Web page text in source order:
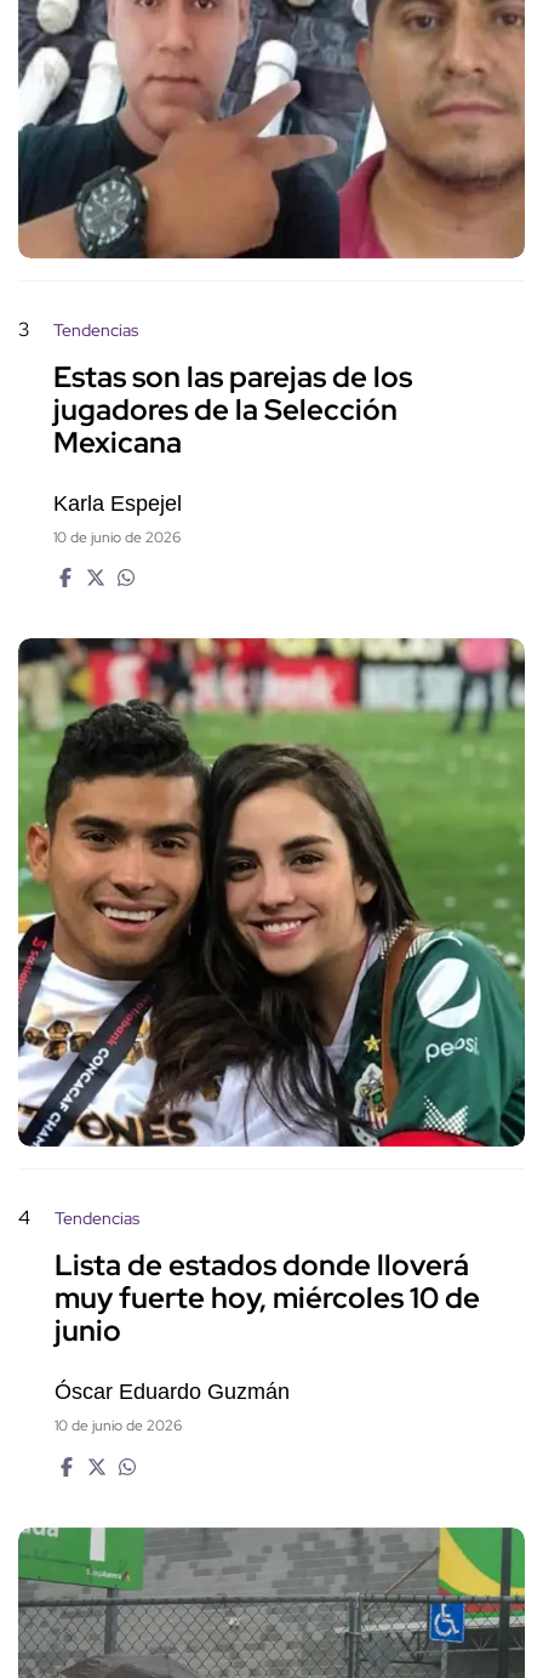
3 Tendencias
Estas son las parejas de los
jugadores de la Selección
Mexicana
Karla Espejel
10 de junio de 2026
4 Tendencias
Lista de estados donde lloverá
muy fuerte hoy, miércoles 10 de
junio
Óscar Eduardo Guzmán
10 de junio de 2026